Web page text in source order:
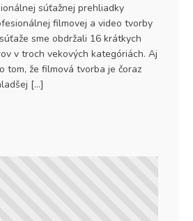
súťažnej prehliadky
filmovej a video tvorby
sme obdržali 16 krátkych
v troch vekových kategóriách. Aj
tom, že filmová tvorba je čoraz
[…]